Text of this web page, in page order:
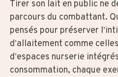
Tirer son lait en public ne
parcours du combattant.
pensés pour préserver
d’allaitement comme
d’espaces nurserie
consommation, chaque